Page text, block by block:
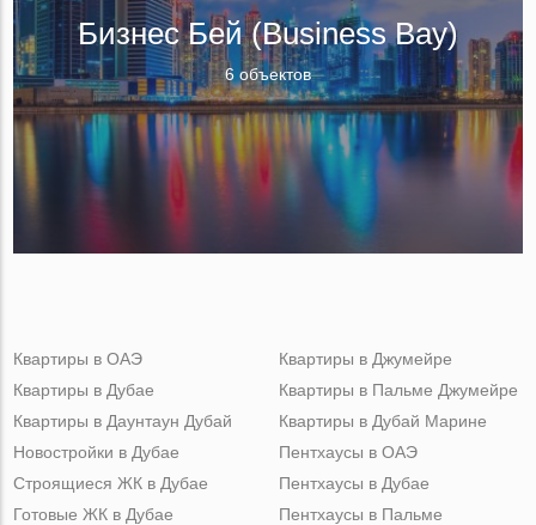
Бизнес Бей (Business Bay)
6 объектов
Квартиры в ОАЭ
Квартиры в Дубае
Квартиры в Даунтаун Дубай
Квартиры в Джумейре
Квартиры в Пальме Джумейре
Квартиры в Дубай Марине
Новостройки в Дубае
Строящиеся ЖК в Дубае
Готовые ЖК в Дубае
Пентхаусы в ОАЭ
Пентхаусы в Дубае
Пентхаусы в Пальме